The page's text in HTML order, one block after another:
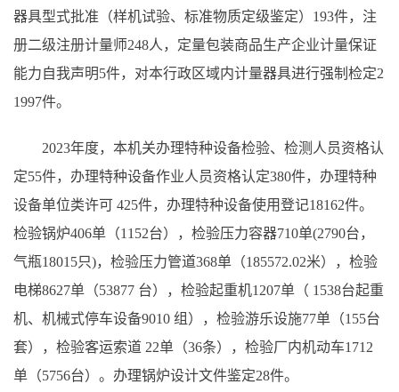
器具型式批准（样机试验、标准物质定级鉴定）193件，注
册二级注册计量师248人，定量包装商品生产企业计量保证
能力自我声明5件，对本行政区域内计量器具进行强制检定2
1997件。
2023年度，本机关办理特种设备检验、检测人员资格认
定55件，办理特种设备作业人员资格认定380件，办理特种
设备单位类许可 425件，办理特种设备使用登记18162件。
检验锅炉406单（1152台），检验压力容器710单(2790台，
气瓶18015只)，检验压力管道368单（185572.02米），检验
电梯8627单（53877 台），检验起重机1207单（ 1538台起重
机、机械式停车设备9010 组），检验游乐设施77单（155台
套），检验客运索道 22单（36条），检验厂内机动车1712
单（5756台）。办理锅炉设计文件鉴定28件。